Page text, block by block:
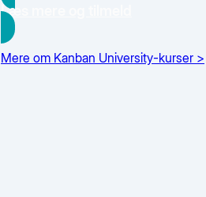
Læs mere og tilmeld
Mere om Kanban University-kurser >